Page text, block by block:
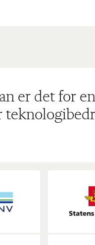
er det for